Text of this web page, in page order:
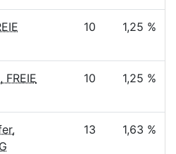
10 1,25 %
10 1,25 %
13 1,63 %